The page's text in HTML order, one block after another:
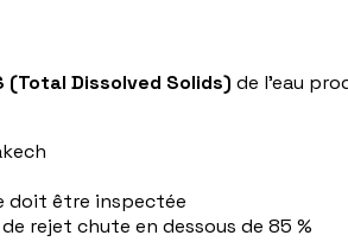
(Total Dissolved Solids) de l'eau
doit être inspectée
rejet chute en dessous de 85 %